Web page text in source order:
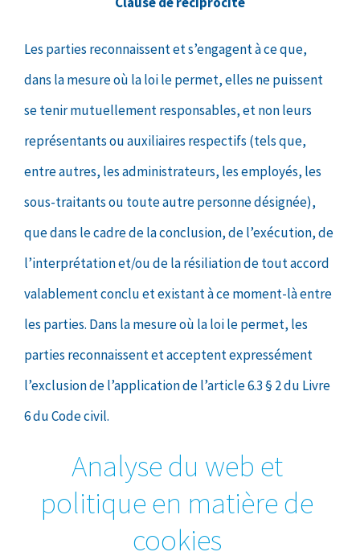
Les parties reconnaissent et s’engagent à ce que,
dans la mesure où la loi le permet, elles ne puissent
se tenir mutuellement responsables, et non leurs
représentants ou auxiliaires respectifs (tels que,
entre autres, les administrateurs, les employés, les
sous-traitants ou toute autre personne désignée),
que dans le cadre de la conclusion, de l’exécution, de
l’interprétation et/ou de la résiliation de tout accord
valablement conclu et existant à ce moment-là entre
les parties. Dans la mesure où la loi le permet, les
parties reconnaissent et acceptent expressément
l’exclusion de l’application de l’article 6.3 § 2 du Livre
6 du Code civil.
Analyse du web et
politique en matière de
cookies